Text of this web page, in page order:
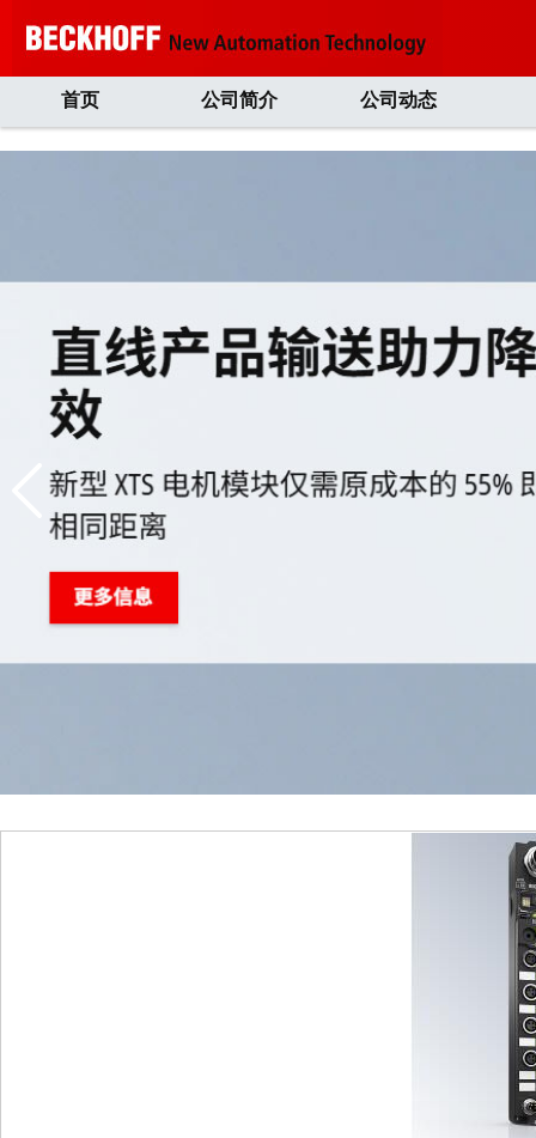
首页 公司简介 公司动态